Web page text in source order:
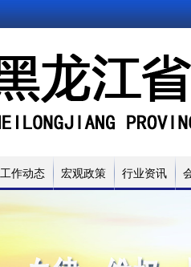
工作动态 宏观政策 行业资讯